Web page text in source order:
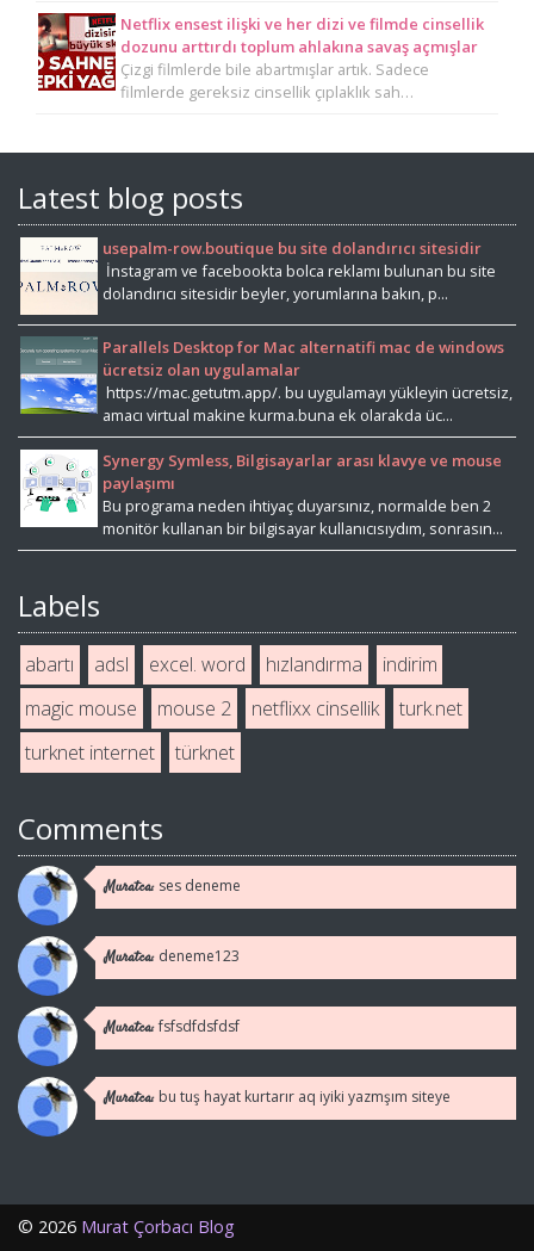
Netflix ensest ilişki ve her dizi ve filmde cinsellik
dozunu arttırdı toplum ahlakına savaş açmışlar
Çizgi filmlerde bile abartmışlar artık. Sadece
filmlerde gereksiz cinsellik çıplaklık sah…
Latest blog posts
usepalm-row.boutique bu site dolandırıcı sitesidir
İnstagram ve facebookta bolca reklamı bulunan bu site
dolandırıcı sitesidir beyler, yorumlarına bakın, p...
Parallels Desktop for Mac alternatifi mac de windows
ücretsiz olan uygulamalar
https://mac.getutm.app/. bu uygulamayı yükleyin ücretsiz,
amacı virtual makine kurma.buna ek olarakda üc...
Synergy Symless, Bilgisayarlar arası klavye ve mouse
paylaşımı
Bu programa neden ihtiyaç duyarsınız, normalde ben 2
monitör kullanan bir bilgisayar kullanıcısıydım, sonrasın...
Labels
abartı adsl excel. word hızlandırma
indirim
magic mouse
mouse 2 netflixx cinsellik
turk.net
turknet internet
türknet
Comments
Muratca: ses deneme
Muratca: deneme123
Muratca:fsfsdfdsfdsf
Muratca: bu tuş hayat kurtarır aq iyiki yazmşım siteye
© 2026 Murat Çorbacı Blog